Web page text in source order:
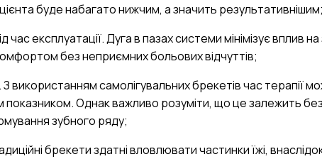
буде набагато нижчим, а значить результативнішим;
експлуатації. Дуга в пазах системи мінімізує вплив
без неприємних больових відчуттів;
З використанням самолігувальних брекетів час терапії
показником. Однак важливо розуміти, що це залежить
зубного ряду;
брекети здатні вловлювати частинки їжі,